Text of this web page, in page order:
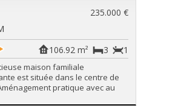
235.000 €
1
3
106.92 m²
maison familiale
est située dans le centre de
pratique avec au